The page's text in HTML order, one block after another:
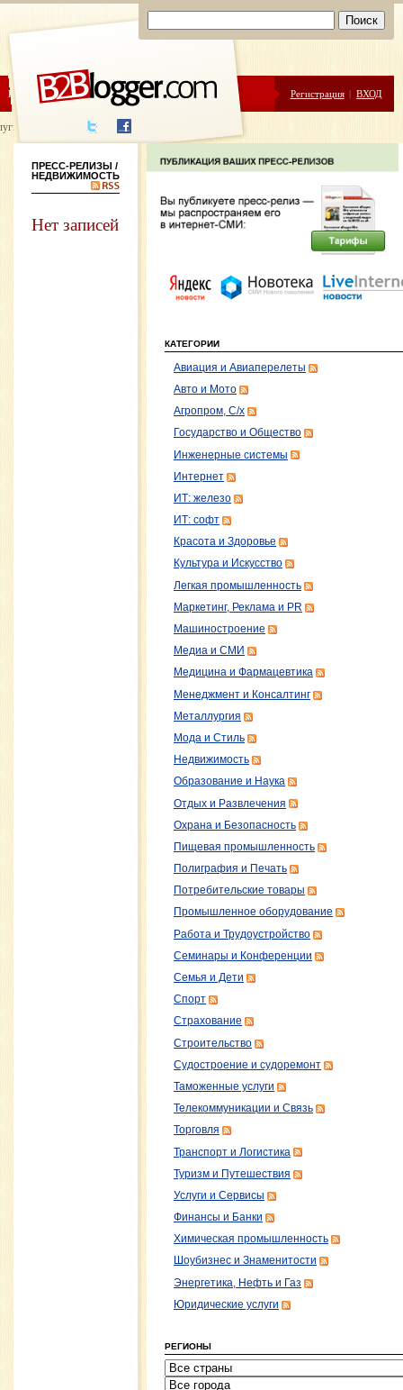
ЦЕНЫ ПОМОЩЬ Регистрация | ВХОД
написания
ПРЕСС-РЕЛИЗЫ /
НЕДВИЖИМОСТЬ
Нет записей
КАТЕГОРИИ
Авиация и Авиаперелеты
Авто и Мото
Агропром, С/х
Государство и Общество
Инженерные системы
Интернет
ИТ: железо
ИТ: софт
Красота и Здоровье
Культура и Искусство
Легкая промышленность
Маркетинг, Реклама и PR
Машиностроение
Медиа и СМИ
Медицина и Фармацевтика
Менеджмент и Консалтинг
Металлургия
Мода и Стиль
Недвижимость
Образование и Наука
Отдых и Развлечения
Охрана и Безопасность
Пищевая промышленность
Полиграфия и Печать
Потребительские товары
Промышленное оборудование
Работа и Трудоустройство
Семинары и Конференции
Семья и Дети
Спорт
Страхование
Строительство
Судостроение и судоремонт
Таможенные услуги
Телекоммуникации и Связь
Торговля
Транспорт и Логистика
Туризм и Путешествия
Услуги и Сервисы
Финансы и Банки
Химическая промышленность
Шоубизнес и Знаменитости
Энергетика, Нефть и Газ
Юридические услуги
РЕГИОНЫ